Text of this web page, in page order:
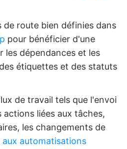
de route bien définies dans
pour bénéficier d'une
les dépendances et les
étiquettes et des statuts
de travail tels que l'envoi
actions liées aux tâches,
les changements de
aux automatisations